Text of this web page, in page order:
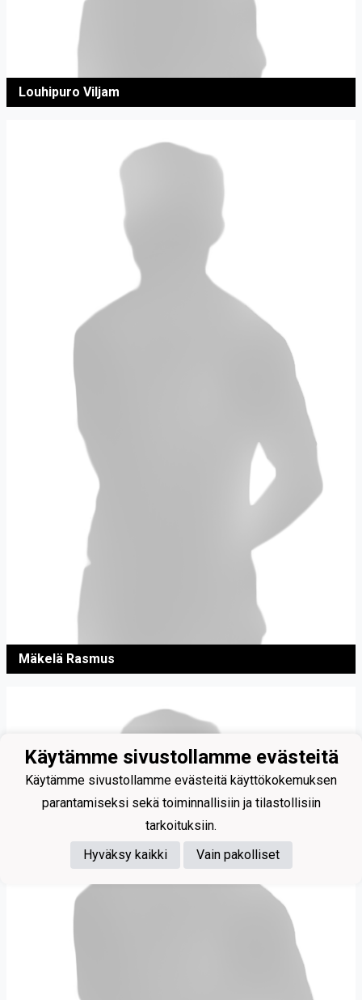
Louhipuro Viljam
Mäkelä Rasmus
Käytämme sivustollamme evästeitä
Käytämme sivustollamme evästeitä käyttökokemuksen
parantamiseksi sekä toiminnallisiin ja tilastollisiin
tarkoituksiin.
Hyväksy kaikki
Vain pakolliset